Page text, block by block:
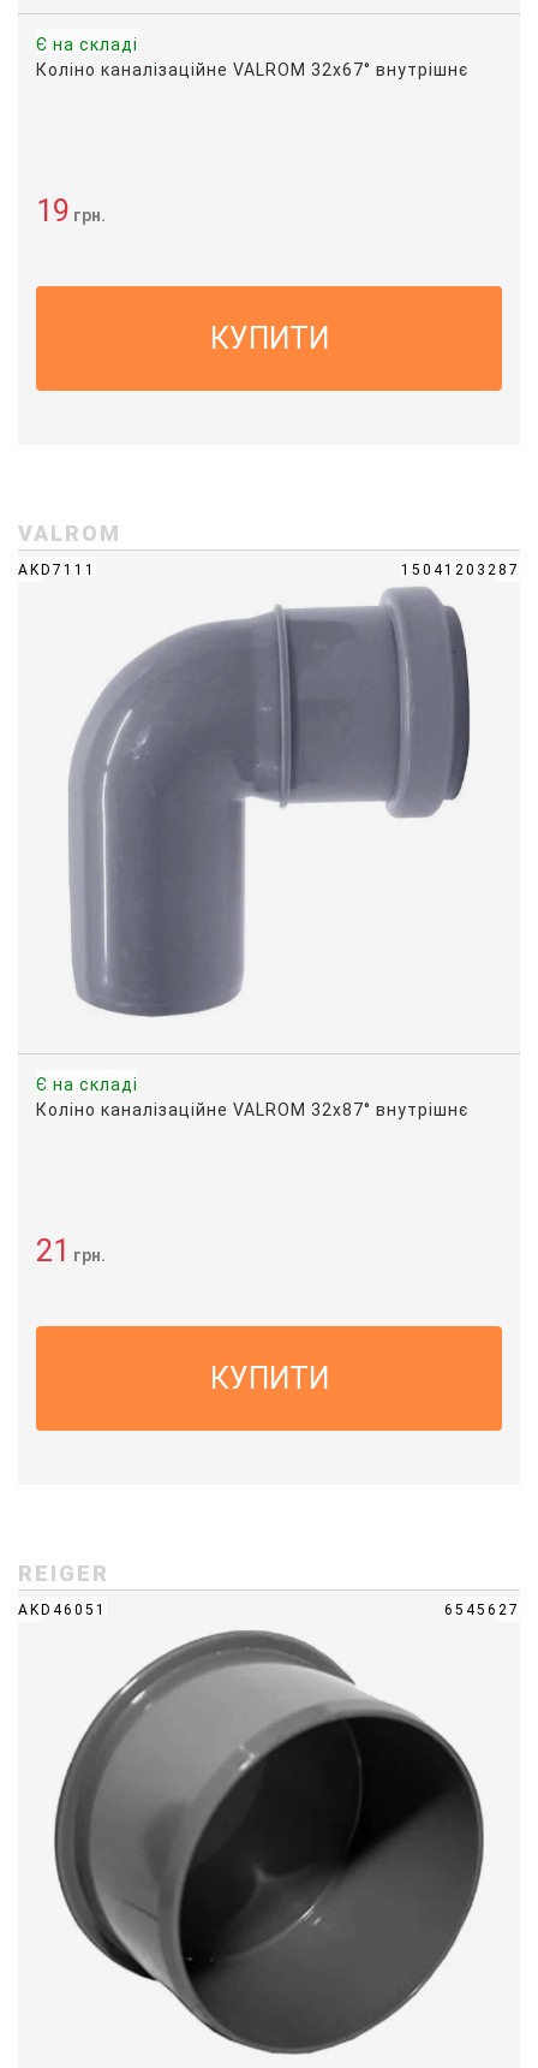
Є на складі
Коліно каналізаційне VALROM 32x67° внутрішнє
19 грн.
КУПИТИ
VALROM
AKD7111 15041203287
Є на складі
Коліно каналізаційне VALROM 32x87° внутрішнє
21 грн.
КУПИТИ
REIGER
AKD46051 6545627